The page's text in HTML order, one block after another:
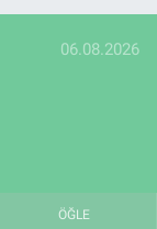
06.08.2026
ÖĞLE